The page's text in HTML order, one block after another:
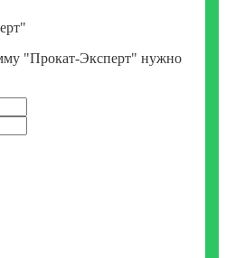
"Прокат-Эксперт" нужно